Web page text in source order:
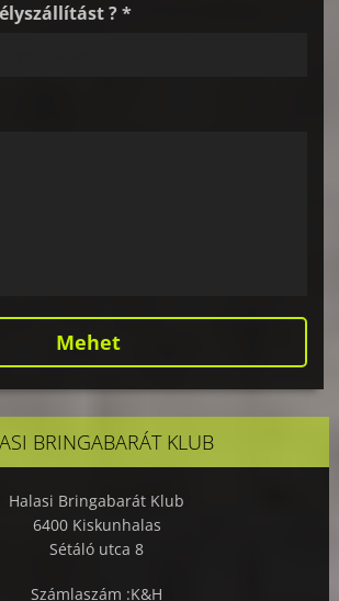
? *
BRINGABARÁT KLUB
Halasi Bringabarát Klub
6400 Kiskunhalas
Sétáló utca 8
Számlaszám :K&H